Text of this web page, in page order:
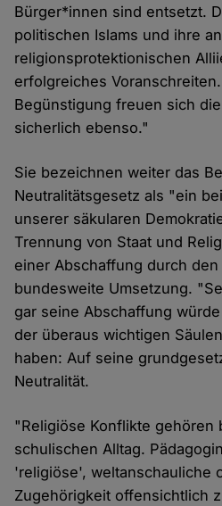
Bürger*innen sind entsetzt.
politischen Islams und ihre
religionsprotektionischen
erfolgreiches
Begünstigung freuen sich
sicherlich ebenso."
Sie bezeichnen weiter das
Neutralitätsgesetz als "ein
unserer säkularen
Trennung von Staat und
einer Abschaffung durch den
bundesweite Umsetzung.
gar seine Abschaffung
der überaus wichtigen
haben: Auf seine
Neutralität.
"Religiöse Konflikte gehören
schulischen Alltag.
'religiöse', weltanschauliche
Zugehörigkeit offensichtlich